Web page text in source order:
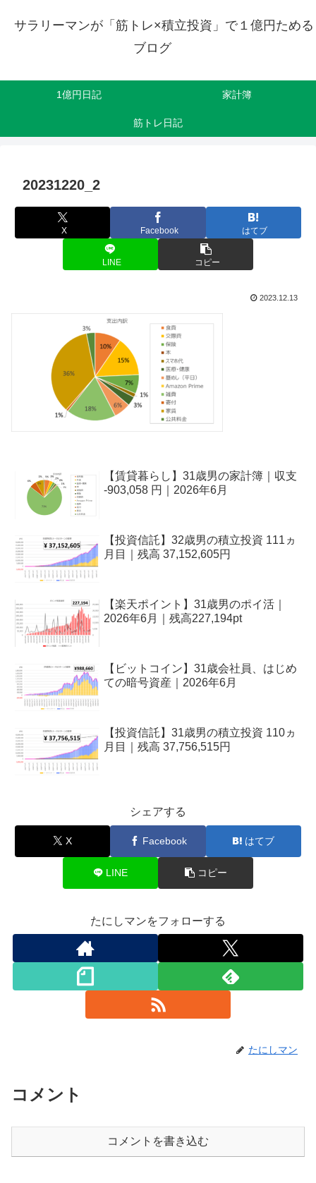
サラリーマンが「筋トレ×積立投資」で１億円ためる
ブログ
1億円日記 家計簿
筋トレ日記
20231220_2
X Facebook はてブ
LINE コピー
2023.12.13
【賃貸暮らし】31歳男の家計簿｜収支
-903,058 円｜2026年6月
【投資信託】32歳男の積立投資 111ヵ
月目｜残高 37,152,605円
【楽天ポイント】31歳男のポイ活｜
2026年6月｜残高227,194pt
【ビットコイン】31歳会社員、はじめ
ての暗号資産｜2026年6月
【投資信託】31歳男の積立投資 110ヵ
月目｜残高 37,756,515円
シェアする
X Facebook はてブ
LINE コピー
たにしマンをフォローする
たにしマン
コメント
コメントを書き込む